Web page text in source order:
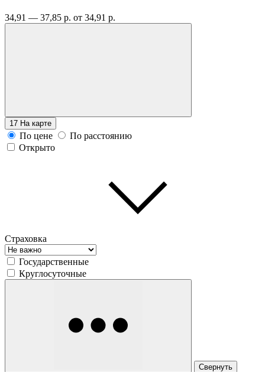
34,91 — 37,85 р. от 34,91 р.
17 На карте
По цене
По расстоянию
Открыто
Страховка
Государственные
Круглосуточные
Свернуть